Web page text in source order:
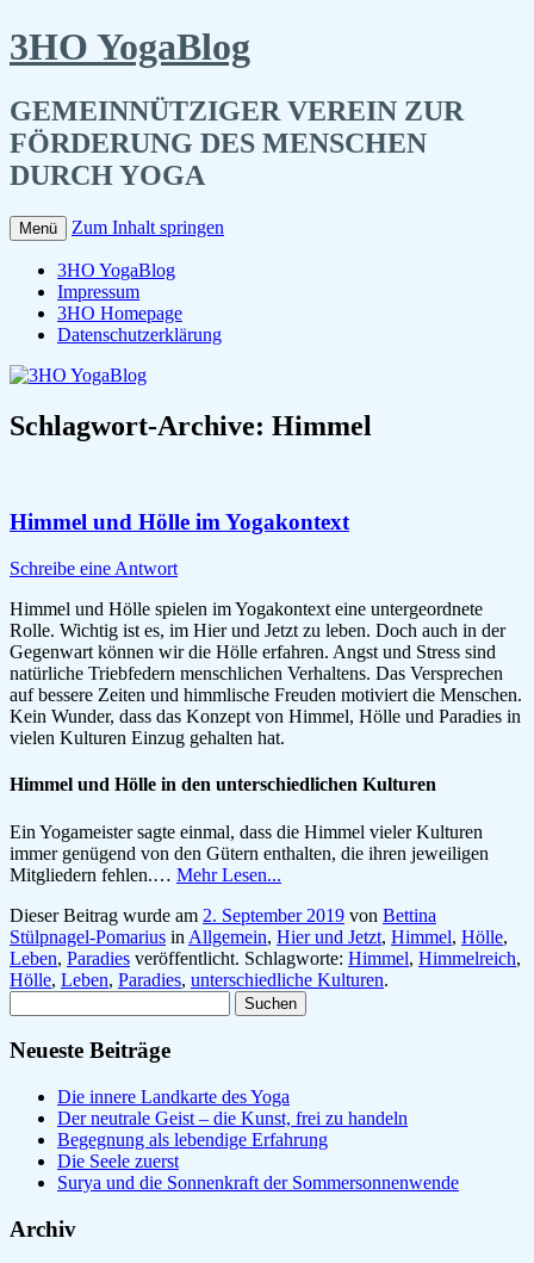
3HO YogaBlog
GEMEINNÜTZIGER VEREIN ZUR
FÖRDERUNG DES MENSCHEN
DURCH YOGA
Menü Zum Inhalt springen
3HO YogaBlog
Impressum
3HO Homepage
Datenschutzerklärung
Schlagwort-Archive: Himmel
Himmel und Hölle im Yogakontext
Schreibe eine Antwort
Himmel und Hölle spielen im Yogakontext eine untergeordnete
Rolle. Wichtig ist es, im Hier und Jetzt zu leben. Doch auch in der
Gegenwart können wir die Hölle erfahren. Angst und Stress sind
natürliche Triebfedern menschlichen Verhaltens. Das Versprechen
auf bessere Zeiten und himmlische Freuden motiviert die Menschen.
Kein Wunder, dass das Konzept von Himmel, Hölle und Paradies in
vielen Kulturen Einzug gehalten hat.
Himmel und Hölle in den unterschiedlichen Kulturen
Ein Yogameister sagte einmal, dass die Himmel vieler Kulturen
immer genügend von den Gütern enthalten, die ihren jeweiligen
Mitgliedern fehlen.… Mehr Lesen...
Dieser Beitrag wurde am 2. September 2019 von Bettina
Stülpnagel-Pomarius in Allgemein, Hier und Jetzt, Himmel, Hölle,
Leben, Paradies veröffentlicht. Schlagworte: Himmel, Himmelreich,
Hölle, Leben, Paradies, unterschiedliche Kulturen.
nach:
Neueste Beiträge
Die innere Landkarte des Yoga
Der neutrale Geist – die Kunst, frei zu handeln
Begegnung als lebendige Erfahrung
Die Seele zuerst
Surya und die Sonnenkraft der Sommersonnenwende
Archiv